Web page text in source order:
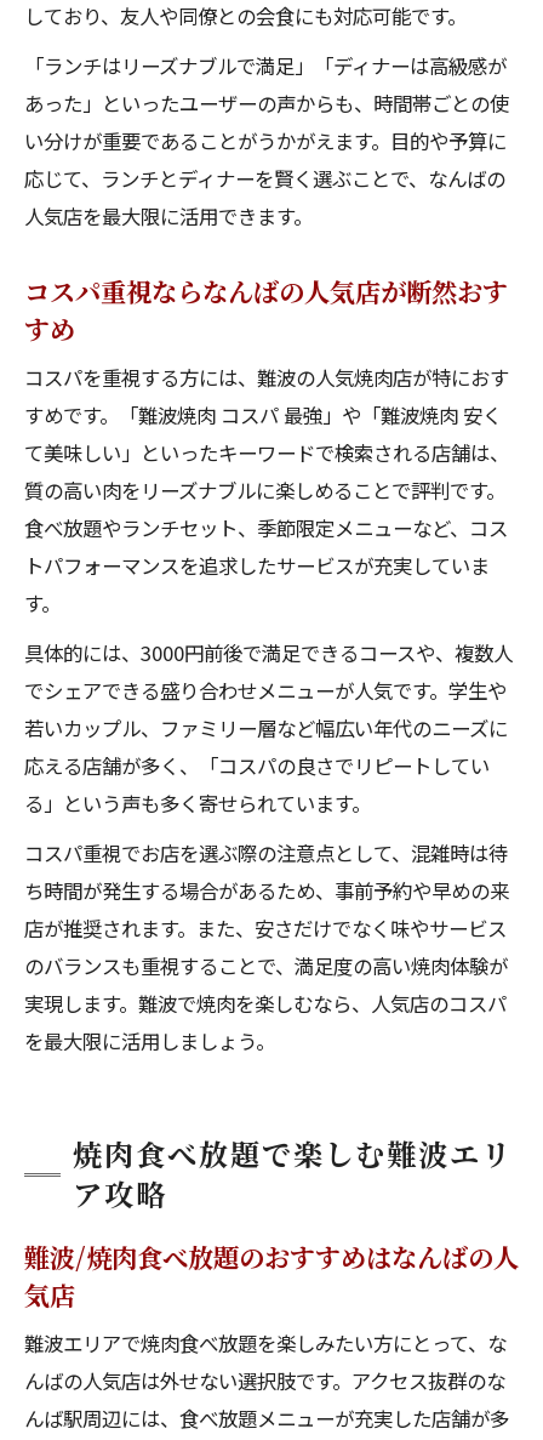
しており、友人や同僚との会食にも対応可能です。
「ランチはリーズナブルで満足」「ディナーは高級感が
あった」といったユーザーの声からも、時間帯ごとの使
い分けが重要であることがうかがえます。目的や予算に
応じて、ランチとディナーを賢く選ぶことで、なんばの
人気店を最大限に活用できます。
コスパ重視ならなんばの人気店が断然おす
すめ
コスパを重視する方には、難波の人気焼肉店が特におす
すめです。「難波焼肉 コスパ 最強」や「難波焼肉 安く
て美味しい」といったキーワードで検索される店舗は、
質の高い肉をリーズナブルに楽しめることで評判です。
食べ放題やランチセット、季節限定メニューなど、コス
トパフォーマンスを追求したサービスが充実していま
す。
具体的には、3000円前後で満足できるコースや、複数人
でシェアできる盛り合わせメニューが人気です。学生や
若いカップル、ファミリー層など幅広い年代のニーズに
応える店舗が多く、「コスパの良さでリピートしてい
る」という声も多く寄せられています。
コスパ重視でお店を選ぶ際の注意点として、混雑時は待
ち時間が発生する場合があるため、事前予約や早めの来
店が推奨されます。また、安さだけでなく味やサービス
のバランスも重視することで、満足度の高い焼肉体験が
実現します。難波で焼肉を楽しむなら、人気店のコスパ
を最大限に活用しましょう。
焼肉食べ放題で楽しむ難波エリ
ア攻略
難波/焼肉食べ放題のおすすめはなんばの人
気店
難波エリアで焼肉食べ放題を楽しみたい方にとって、な
んばの人気店は外せない選択肢です。アクセス抜群のな
んば駅周辺には、食べ放題メニューが充実した店舗が多